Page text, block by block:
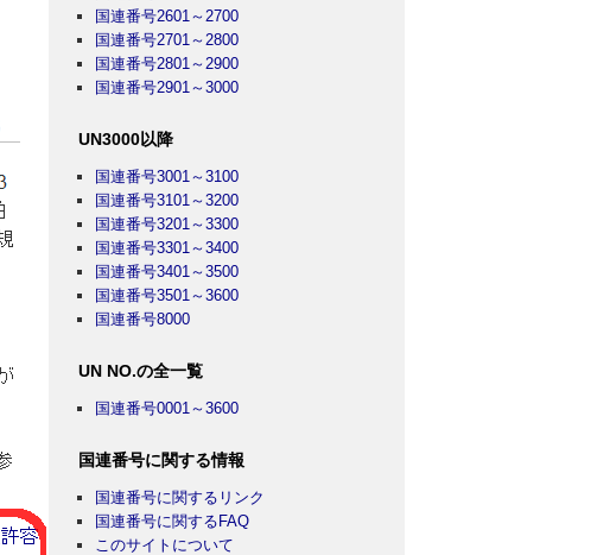
国連番号2601～2700
国連番号2701～2800
国連番号2801～2900
国連番号2901～3000
UN3000以降
国連番号3001～3100
国連番号3101～3200
国連番号3201～3300
国連番号3301～3400
国連番号3401～3500
国連番号3501～3600
国連番号8000
UN NO.の全一覧
国連番号0001～3600
国連番号に関する情報
国連番号に関するリンク
国連番号に関するFAQ
このサイトについて